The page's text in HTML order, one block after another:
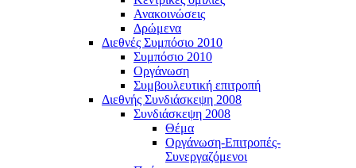
Ανακοινώσεις
Δρώμενα
Διεθνές Συμπόσιο 2010
Συμπόσιο 2010
Οργάνωση
Συμβουλευτική επιτροπή
Διεθνής Συνδιάσκεψη 2008
Συνδιάσκεψη 2008
Θέμα
Οργάνωση-Επιτροπές-
Συνεργαζόμενοι